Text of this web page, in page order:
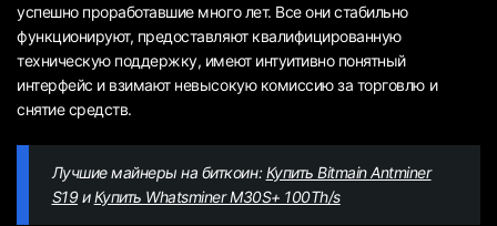
успешно проработавшие много лет. Все они стабильно
функционируют, предоставляют квалифицированную
техническую поддержку, имеют интуитивно понятный
интерфейс и взимают невысокую комиссию за торговлю и
снятие средств.
Лучшие майнеры на биткоин:Купить Bitmain Antminer
S19иКупить Whatsminer M30S+ 100Th/s